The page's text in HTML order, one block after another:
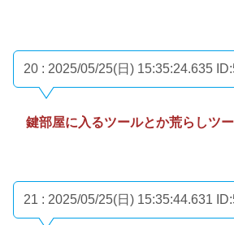
20 : 2025/05/25(日) 15:35:24.635
鍵部屋に入るツールとか荒らしツ
21 : 2025/05/25(日) 15:35:44.631